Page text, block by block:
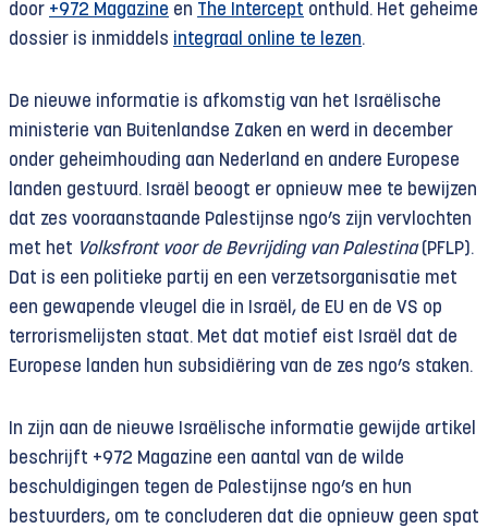
door +972 Magazine en The Intercept onthuld. Het geheime
dossier is inmiddels integraal online te lezen.
De nieuwe informatie is afkomstig van het Israëlische
ministerie van Buitenlandse Zaken en werd in december
onder geheimhouding aan Nederland en andere Europese
landen gestuurd. Israël beoogt er opnieuw mee te bewijzen
dat zes vooraan­staande Palestijnse ngo’s zijn vervlochten
met het Volksfront voor de Bevrijding van Palestina(PFLP).
Dat is een politieke partij en een verzetsorganisatie met
een gewapende vleugel die in Israël, de EU en de VS op
terrorismelijsten staat. Met dat motief eist Israël dat de
Europese landen hun subsidiëring van de zes ngo’s staken.
In zijn aan de nieuwe Israëlische informatie gewijde artikel
beschrijft +972 Magazine een aantal van de wilde
beschuldigingen tegen de Palestijnse ngo’s en hun
bestuurders, om te concluderen dat die opnieuw geen spat